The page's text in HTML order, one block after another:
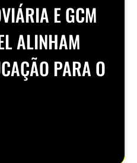
E GCM
ALINHAM
PARA O